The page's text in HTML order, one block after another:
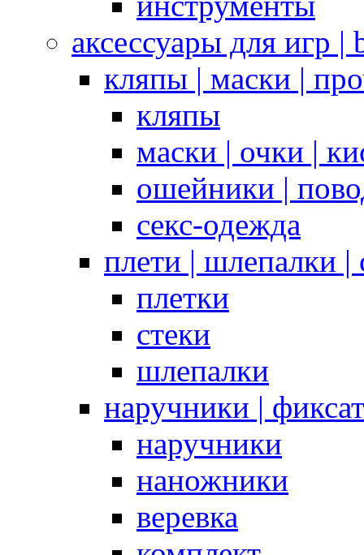
аксессуары для игр |
кляпы | маски |
кляпы
маски | очки |
ошейники |
секс-одежда
плети | шлепалки |
плетки
стеки
шлепалки
наручники |
наручники
наножники
веревка